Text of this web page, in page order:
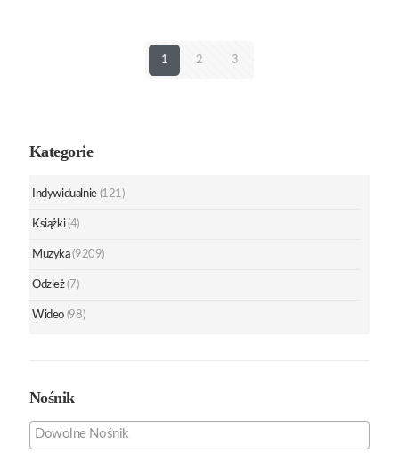
1 2 3
Kategorie
Indywidualnie (121)
Książki (4)
Muzyka (9209)
Odzież (7)
Wideo (98)
Nośnik